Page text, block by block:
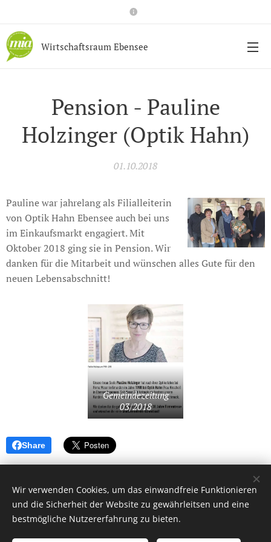
Wirtschaftsraum Ebensee
Pension - Pauline
Holzinger (Optik Hahn)
01.10.2018
Pauline war jahrelang als Filialleiterin
von Optik Hahn Ebensee auch bei uns
im Einkaufsmarkt engagiert. Mit
Oktober 2018 ging sie in Pension. Wir
danken für die Mitarbeit und wünschen alles Gute für den
neuen Lebensabschnitt!
Gemeindezeitung
03/2018
Share
© 2026 - Wirtschaftsraum Ebensee
www.mia-ebensee.at
Wir verwenden Cookies, um das einwandfreie Funktionieren
und die Sicherheit der Website zu gewährleitsen und eine
bestmögliche Nutzererfahrung zu bieten.